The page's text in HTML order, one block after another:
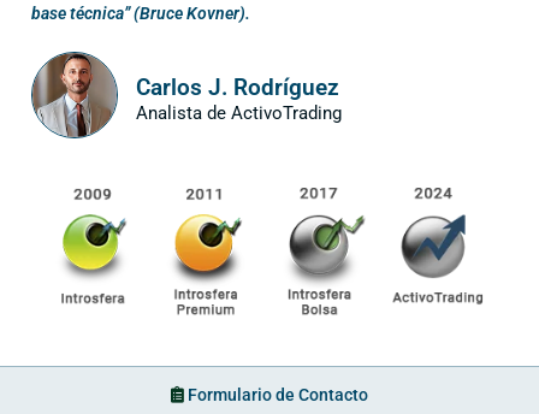
base técnica” (Bruce Kovner).
Carlos J. Rodríguez
Analista de ActivoTrading
Formulario de Contacto